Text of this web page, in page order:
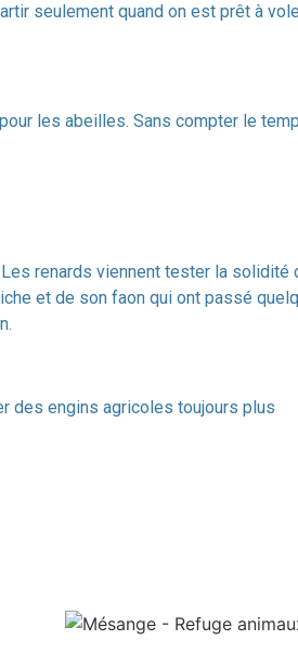
seulement quand on est prêt à
les abeilles. Sans compter le
renards viennent tester la solidité
et de son faon qui ont passé
des engins agricoles toujours plus